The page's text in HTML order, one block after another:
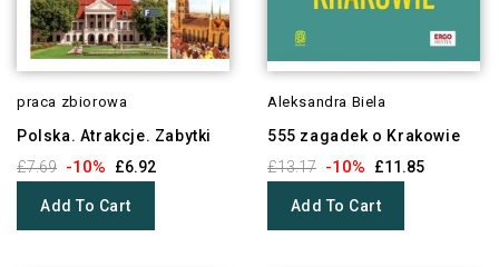
praca zbiorowa
Polska. Atrakcje. Zabytki
£7.69 -10% £6.92
Add To Cart
Aleksandra Biela
555 zagadek o Krakowie
£13.17 -10% £11.85
Add To Cart